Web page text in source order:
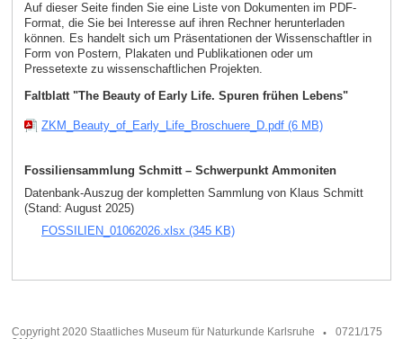
Auf dieser Seite finden Sie eine Liste von Dokumenten im PDF-
Format, die Sie bei Interesse auf ihren Rechner herunterladen
können. Es handelt sich um Präsentationen der Wissenschaftler in
Form von Postern, Plakaten und Publikationen oder um
Pressetexte zu wissenschaftlichen Projekten.
Faltblatt "The Beauty of Early Life. Spuren frühen Lebens"
ZKM_Beauty_of_Early_Life_Broschuere_D.pdf (6 MB)
Fossiliensammlung Schmitt – Schwerpunkt Ammoniten
Datenbank-Auszug der kompletten Sammlung von Klaus Schmitt
(Stand: August 2025)
FOSSILIEN_01062026.xlsx (345 KB)
Copyright 2020 Staatliches Museum für Naturkunde Karlsruhe
0721/175